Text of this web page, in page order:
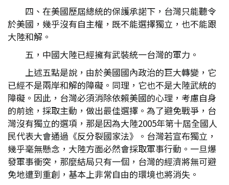
四、在美國歷屆總統的保護承諾下，台灣只能聽令
於美國，幾乎沒有自主權，既不能選擇獨立，也不能跟
大陸和解。
五，中國大陸已經擁有武裝統一台灣的軍力。
上述五點是說，由於美國國內政治的巨大轉變，它
已經不是兩岸和解的障礙。同理，它也不是大陸武統的
障礙。因此，台灣必須消除依賴美國的心理，考慮自身
的前途，採取主動，做出最佳選擇。為了避免戰爭，台
灣沒有獨立的選項，那是因為大陸2005年第十屆全國人
民代表大會通過《反分裂國家法》。台灣若宣布獨立，
幾乎毫無懸念，大陸方面必然會採取軍事行動。一旦爆
發軍事衝突，那麼結局只有一個，台灣的經濟將無可避
免地遭到重創，基本上非常自由的環境也將消失。